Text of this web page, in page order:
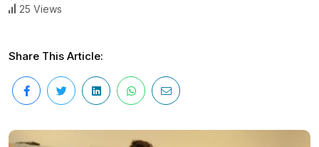
25 Views
Share This Article: